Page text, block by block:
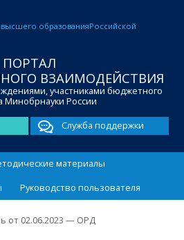
высшего образованияРоссийской
ПОРТАЛ
ВЗАИМОДЕЙСТВИЯ
участниками бюджетного
Минобрнауки России
Служба поддержки
материалы
Руководство пользователя
от 02.06.2023 — ОРД